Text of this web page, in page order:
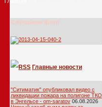
Случайное фото
Главные новости
"Ситиматик" опубликовал видео с
ликвидации пожара на полигоне ТКО
в Энгельсе - om-saratov 06.08.2026